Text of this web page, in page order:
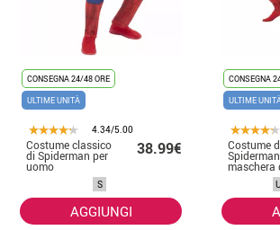
CONSEGNA 24/48 ORE
ULTIME UNITÀ
4.34/5.00
Costume classico
di Spiderman per
uomo
38.99€
S
AGGIUNGI
CONSEGNA
ULTIME
Costume
maschera
per uomo